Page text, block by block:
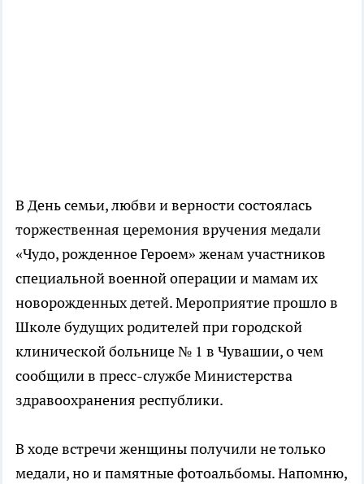
В День семьи, любви и верности состоялась
торжественная церемония вручения медали
«Чудо, рожденное Героем» женам участников
специальной военной операции и мамам их
новорожденных детей. Мероприятие прошло в
Школе будущих родителей при городской
клинической больнице № 1 в Чувашии, о чем
сообщили в пресс-службе Министерства
здравоохранения республики.
В ходе встречи женщины получили не только
медали, но и памятные фотоальбомы. Напомню,